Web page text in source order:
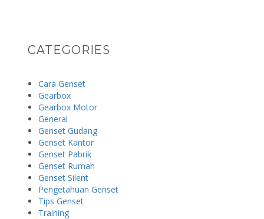
CATEGORIES
Cara Genset
Gearbox
Gearbox Motor
General
Genset Gudang
Genset Kantor
Genset Pabrik
Genset Rumah
Genset Silent
Pengetahuan Genset
Tips Genset
Training